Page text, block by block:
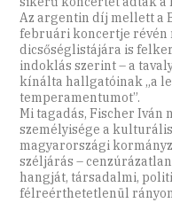
Az argentin díj mellett a
februári koncertje révén
dicsőséglistájára is
indoklás szerint – a
kínálta hallgatóinak „a
temperamentumot”.
Mi tagadás, Fischer Iván
személyisége a
magyarországi
széljárás –
hangját, társadalmi,
félreérthetetlenül